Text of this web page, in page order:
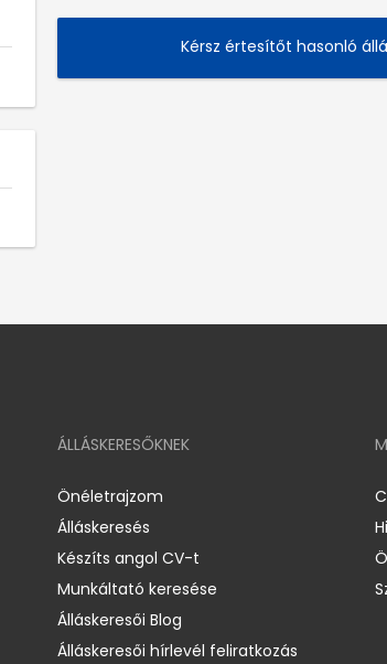
Kérsz értesítőt hasonló
ÁLLÁSKERESŐKNEK
Önéletrajzom
Álláskeresés
Készíts angol CV-t
Munkáltató keresése
Álláskeresői Blog
Álláskeresői hírlevél feliratkozás